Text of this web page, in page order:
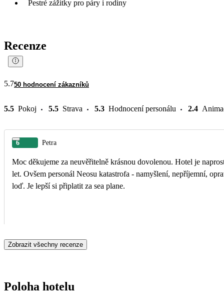
Pestré zážitky pro páry i rodiny
Recenze
5.750 hodnocení zákazníků
5.5 Pokoj 5.5 Strava 5.3 Hodnocení personálu 2.4
6 Petra
Moc děkujeme za neuvěřitelně krásnou dovolenou. Hotel je
let. Ovšem personál Neosu katastrofa - namyšlení, nepříjemní,
loď. Je lepší si připlatit za sea plane.
Zobrazit všechny recenze
Poloha hotelu